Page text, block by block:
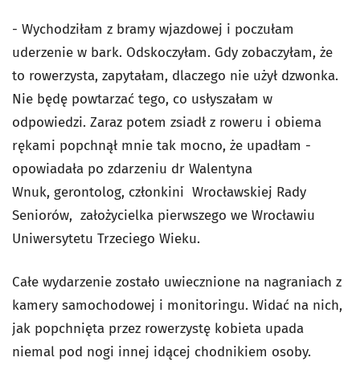
- Wychodziłam z bramy wjazdowej i poczułam
uderzenie w bark. Odskoczyłam. Gdy zobaczyłam, że
to rowerzysta, zapytałam, dlaczego nie użył dzwonka.
Nie będę powtarzać tego, co usłyszałam w
odpowiedzi. Zaraz potem zsiadł z roweru i obiema
rękami popchnął mnie tak mocno, że upadłam -
opowiadała po zdarzeniu dr Walentyna
Wnuk, gerontolog, członkini Wrocławskiej Rady
Seniorów, założycielka pierwszego we Wrocławiu
Uniwersytetu Trzeciego Wieku.
Całe wydarzenie zostało uwiecznione na nagraniach z
kamery samochodowej i monitoringu. Widać na nich,
jak popchnięta przez rowerzystę kobieta upada
niemal pod nogi innej idącej chodnikiem osoby.